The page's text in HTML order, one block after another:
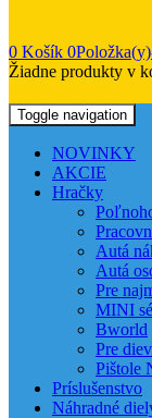
0 Košík
Žiadne produkty v
Toggle navigation
NOVINKY
AKCIE
Hračky
Autá
Autá
Pre
MINI
Bworld
Pre
Pištole
Príslušenstvo
Náhradné